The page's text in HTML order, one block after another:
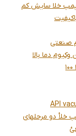
خلا سایش کم
صنعتی
وکیوم دما بالا
API
خلأ دو مرحلهای